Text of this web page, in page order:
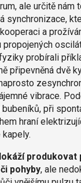
ale určitě nám
synchronizace,
a
propojených
probírali
připevněná dvě
vibrace.
při
hraní
produkovat
pohyby, ale